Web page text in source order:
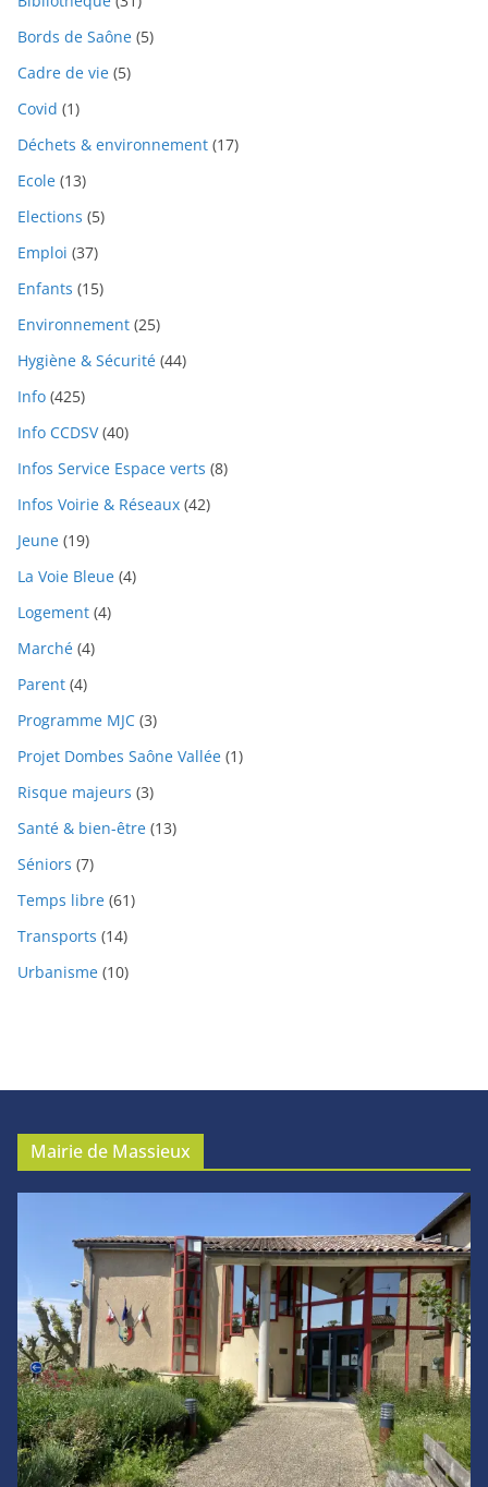
Bords de Saône (5)
Cadre de vie (5)
Covid (1)
Déchets & environnement (17)
Ecole (13)
Elections (5)
Emploi (37)
Enfants (15)
Environnement (25)
Hygiène & Sécurité (44)
Info (425)
Info CCDSV(40)
Infos Service Espace verts (8)
Infos Voirie & Réseaux (42)
Jeune (19)
La Voie Bleue (4)
Logement (4)
Marché (4)
Parent (4)
Programme MJC (3)
Projet Dombes Saône Vallée (1)
Risque majeurs (3)
Santé & bien-être (13)
Séniors (7)
Temps libre (61)
Transports (14)
Urbanisme (10)
Mairie de Massieux